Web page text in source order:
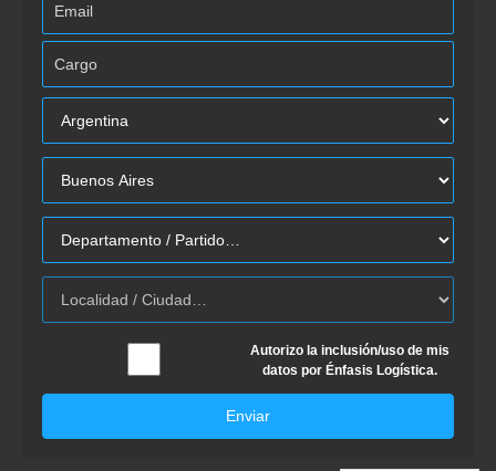
Autorizo la inclusión/uso de mis
datos por Énfasis Logística.
Enviar